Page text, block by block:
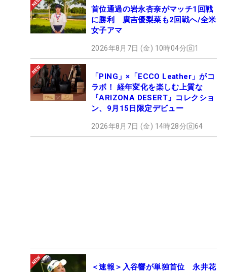
首位通過の岩永杏奈がマッチ1回戦
に勝利 廣吉優梨菜も2回戦へ/全米
女子アマ
2026年8月7日 (金) 10時04分 1
「PING」×「ECCO Leather」がコ
ラボ！ 経年変化を楽しむ上質な
『ARIZONA DESERT』コレクショ
ン、9月15日限定デビュー
2026年8月7日 (金) 14時28分 64
＜速報＞入谷響が単独首位 永井花